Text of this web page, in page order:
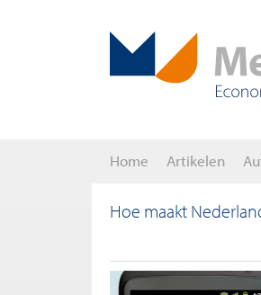
Home Artikelen
Hoe maakt